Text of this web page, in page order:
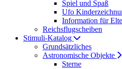
Spiel und Spaß
Ufo
Information für
Reichsflugscheiben
Stimuli-Katalog
Grundsätzliches
Astronomische Objekte
Sterne